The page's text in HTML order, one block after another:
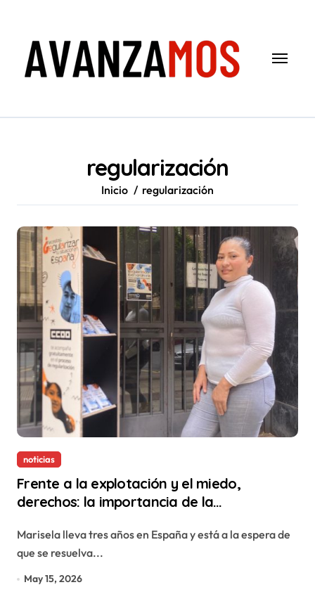
contenido
regularización
Inicio regularización
noticias
Frente a la explotación y el miedo,
derechos: la importancia de la
Marisela lleva tres años en España y está a la espera de
que se resuelva...
May 15, 2026